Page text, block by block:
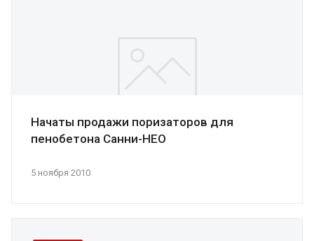
Начаты продажи поризаторов для
пенобетона Санни-НЕО
5 ноября 2010